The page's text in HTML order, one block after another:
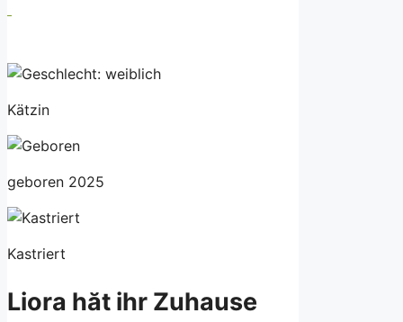
Kätzin
geboren 2025
Kastriert
Liora hăt ihr Zuhause